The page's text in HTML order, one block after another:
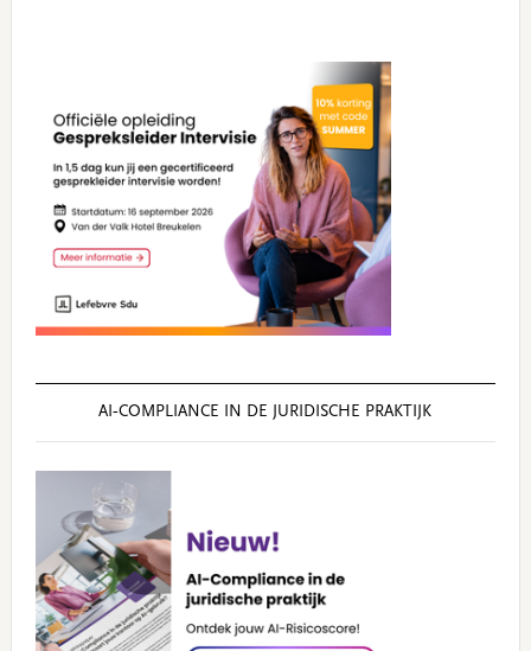
AI‑COMPLIANCE IN DE JURIDISCHE PRAKTIJK